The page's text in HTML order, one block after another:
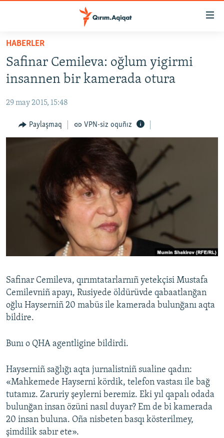
Esas
qaytmaq
Baş
qaytmaq
qaytmaq
HABERLER
CEMİYET
MEDENİYET
İNSAN AQLARI
FİKİR
Українською
QOŞULIÑIZ!
HABERLER
Safinar Cemileva: oğlum yigirmi
insannen bir kamerada otura
29 may 2015, 15:48
Paylaşmaq VPN-siz oquñız
Safinar Cemileva, qırımtatarlarnıñ yetekçisi Mustafa
Cemilevniñ apayı, Rusiyede öldürüvde qabaatlanğan
oğlu Hayserniñ 20 mabüs ile kamerada bulunğanı aqta
bildire.
Bunı o QHA agentligine bildirdi.
Hayserniñ sağlığı aqta jurnalistniñ sualine qadın:
«Mahkemede Hayserni kördik, telefon vastası ile bağ
tutamız. Zaruriy şeylerni beremiz. Eki yıl qapalı odada
bulunğan insan özüni nasıl duyar? Em de bi kamerada
20 insan buluna. Oña nisbeten basqı kösterilmey,
şimdilik sabır ete».